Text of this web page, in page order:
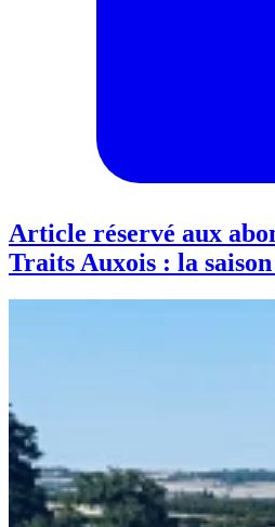
Article réservé aux
Traits Auxois : la